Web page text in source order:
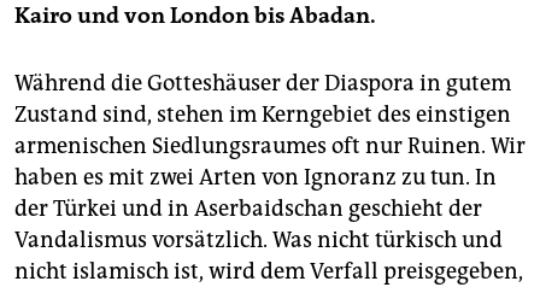
Kairo und von London bis Abadan.
Während die Gotteshäuser der Diaspora in gutem
Zustand sind, stehen im Kerngebiet des einstigen
armenischen Siedlungsraumes oft nur Ruinen. Wir
haben es mit zwei Arten von Ignoranz zu tun. In
der Türkei und in Aserbaidschan geschieht der
Vandalismus vorsätzlich. Was nicht türkisch und
nicht islamisch ist, wird dem Verfall preisgegeben,